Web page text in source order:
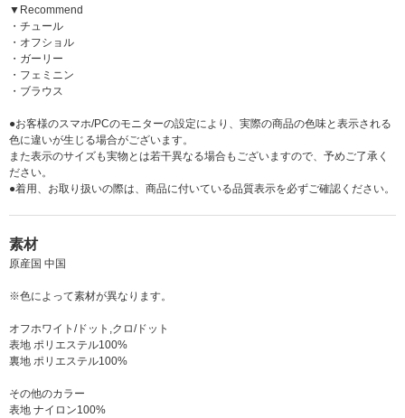
▼Recommend
・チュール
・オフショル
・ガーリー
・フェミニン
・ブラウス
●お客様のスマホ/PCのモニターの設定により、実際の商品の色味と表示される
色に違いが生じる場合がございます。
また表示のサイズも実物とは若干異なる場合もございますので、予めご了承く
ださい。
●着用、お取り扱いの際は、商品に付いている品質表示を必ずご確認ください。
素材
原産国 中国
※色によって素材が異なります。
オフホワイト/ドット,クロ/ドット
表地 ポリエステル100%
裏地 ポリエステル100%
その他のカラー
表地 ナイロン100%